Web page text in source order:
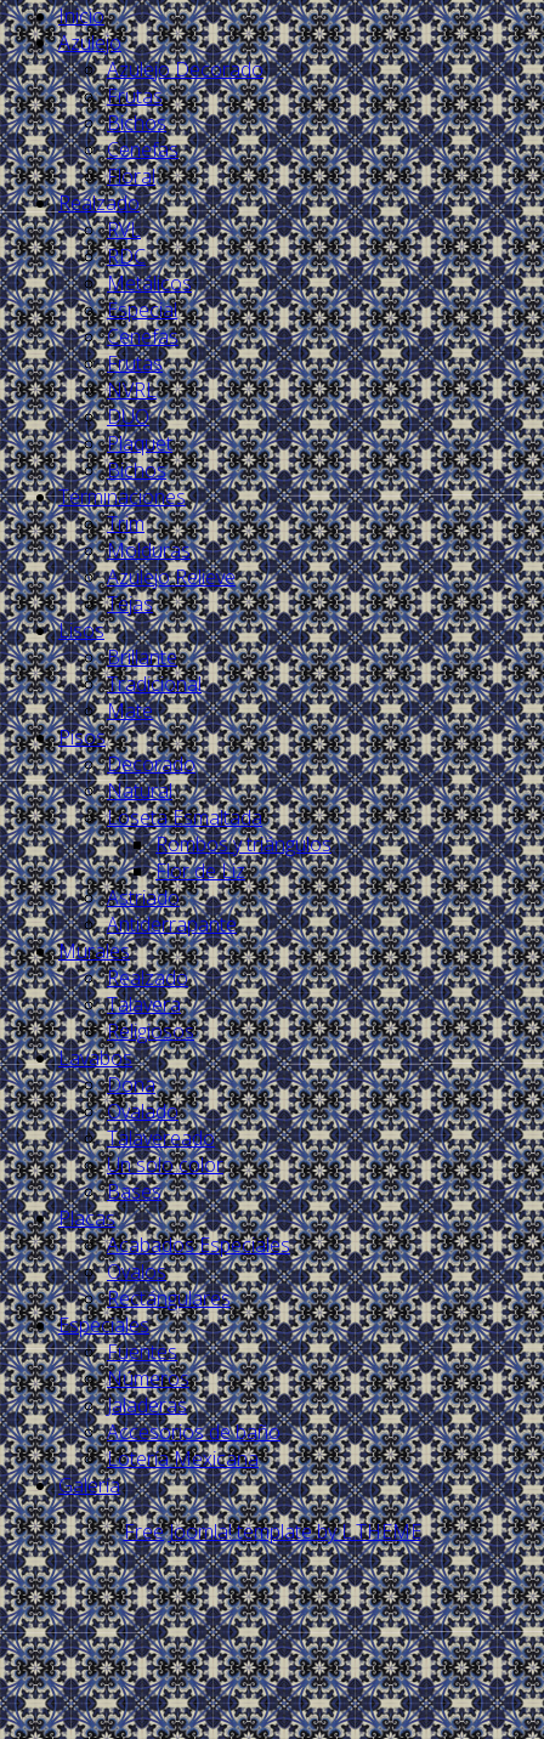
Inicio
Azulejo
Azulejo Decorado
Frutas
Bichos
Cenefas
Floral
Realzado
RVL
RDC
Metálicos
Especial
Cenefas
Frutas
NVRL
DUO
Plaquet
Bichos
Terminaciones
Trim
Molduras
Azulejo Relieve
Tejas
Lisos
Brillante
Tradicional
Mate
Pisos
Decorado
Natural
Loseta Esmaltada
Rombos y triángulos
Flor de Liz
Astriado
Antiderrapante
Murales
Realzado
Talavera
Religiosos
Lavabos
Dona
Ovalado
Talavereado
Un solo color
Bases
Placas
Acabados Especiales
Ovalos
Rectángulares
Especiales
Fuentes
Números
Jaladeras
Accesorios de baño
Lotería Mexicana
Galería
Free Joomla! template by L.THEME